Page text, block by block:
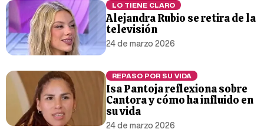
LO TIENE CLARO
Alejandra Rubio se retira de la
televisión
24 de marzo 2026
REPASO POR SU VIDA
Isa Pantoja reflexiona sobre
Cantora y cómo ha influido en
su vida
24 de marzo 2026